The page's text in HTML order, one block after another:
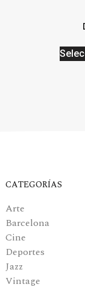
CATEGORÍAS
Arte
Barcelona
Cine
Deportes
Jazz
Vintage